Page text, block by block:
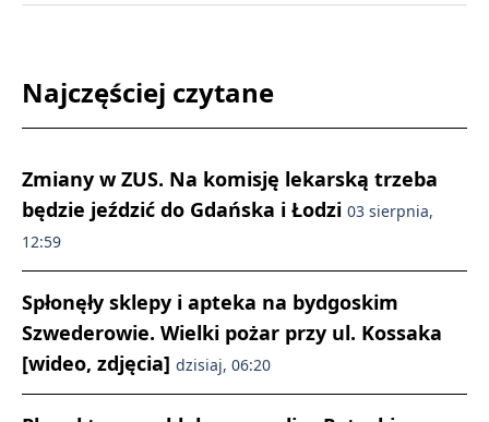
Najczęściej czytane
Zmiany w ZUS. Na komisję lekarską trzeba
będzie jeździć do Gdańska i Łodzi 03 sierpnia,
12:59
Spłonęły sklepy i apteka na bydgoskim
Szwederowie. Wielki pożar przy ul. Kossaka
[wideo, zdjęcia] dzisiaj, 06:20